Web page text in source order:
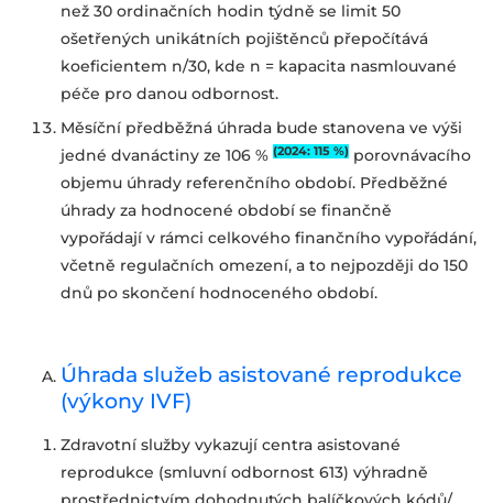
než 30 ordinačních hodin týdně se limit 50
ošetřených unikátních pojištěnců přepočítává
koeficientem n/30, kde n = kapacita nasmlouvané
péče pro danou odbornost.
Měsíční předběžná úhrada bude stanovena ve výši
jedné dvanáctiny ze 106 % (2024: 115 %) porovnávacího
objemu úhrady referenčního období. Předběžné
úhrady za hodnocené období se finančně
vypořádají v rámci celkového finančního vypořádání,
včetně regulačních omezení, a to nejpozději do 150
dnů po skončení hodnoceného období.
Úhrada služeb asistované reprodukce
(výkony IVF)
Zdravotní služby vykazují centra asistované
reprodukce (smluvní odbornost 613) výhradně